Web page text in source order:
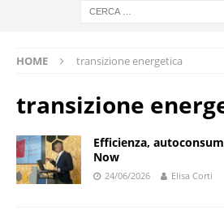
HOME transizione energetica
transizione
Efficienza,
Now
24/06/2026 Elisa Corti